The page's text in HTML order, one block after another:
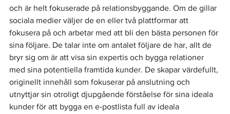
och är helt fokuserade på relationsbyggande. Om de gillar
sociala medier väljer de en eller två plattformar att
fokusera på och arbetar med att bli den bästa personen för
sina följare. De talar inte om antalet följare de har, allt de
bryr sig om är att visa sin expertis och bygga relationer
med sina potentiella framtida kunder. De skapar värdefullt,
originellt innehåll som fokuserar på anslutning och
utnyttjar sin otroligt djupgående förståelse för sina ideala
kunder för att bygga en e-postlista full av ideala